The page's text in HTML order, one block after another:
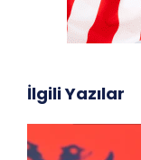
İlgili Yazılar